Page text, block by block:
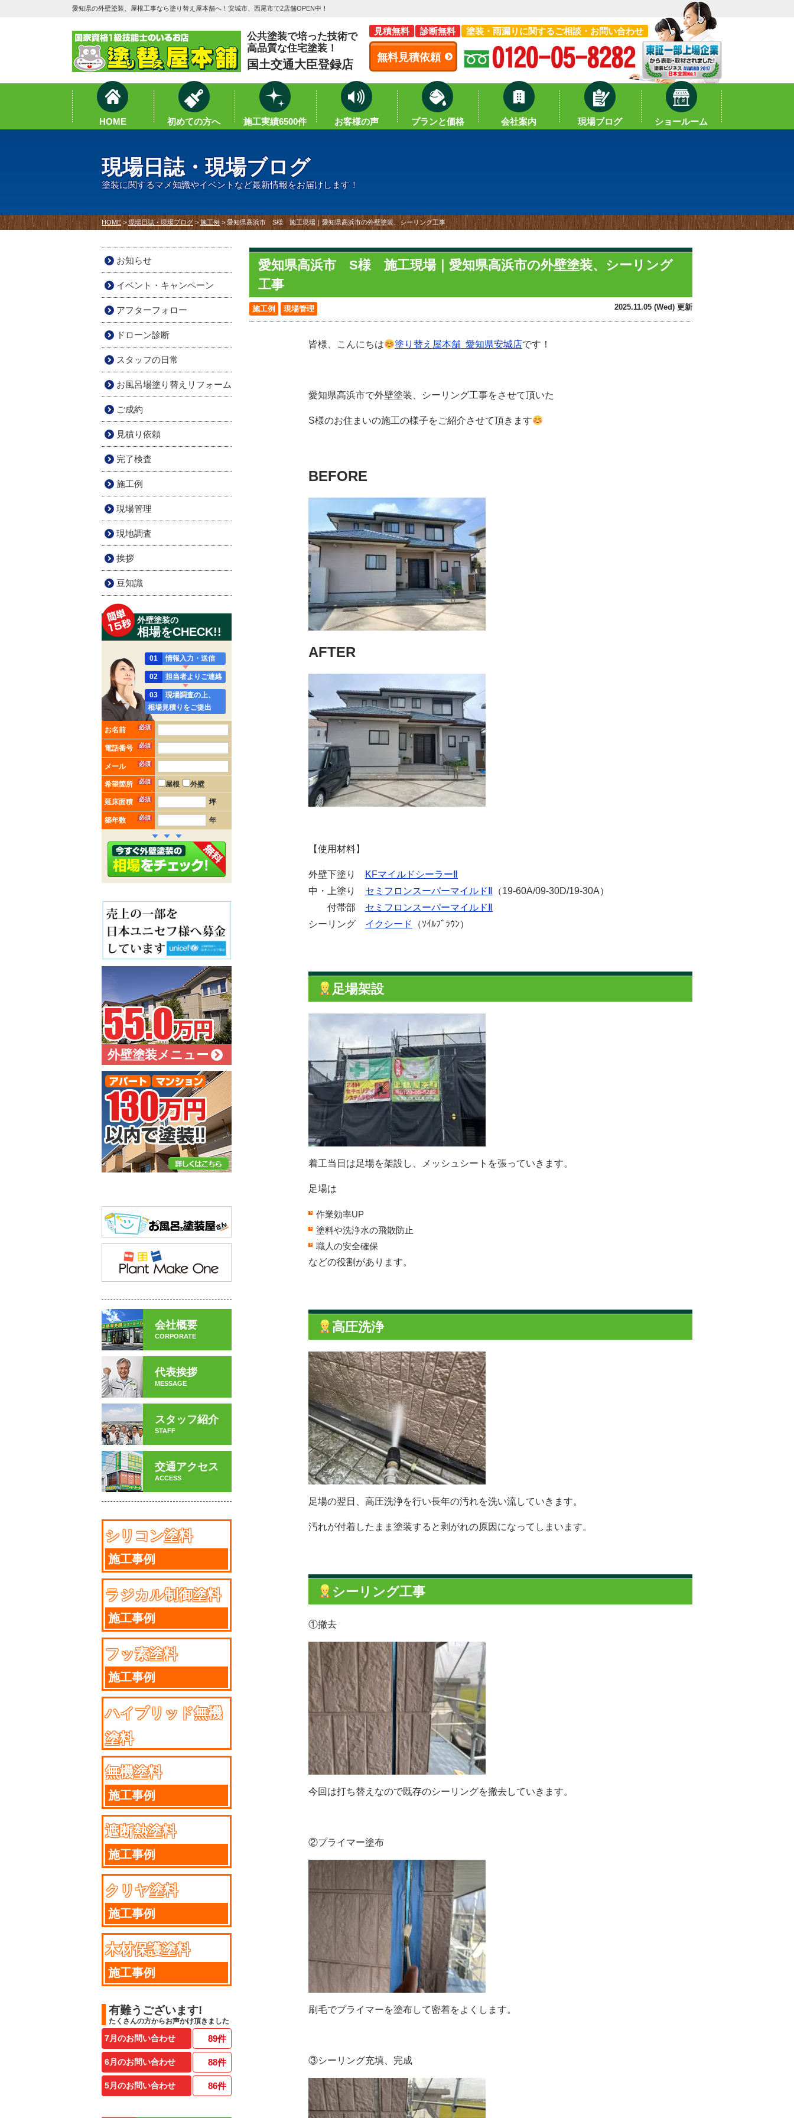
愛知県の外壁塗装、屋根工事なら塗り替え屋本舗へ！安城市、西尾市で2店舗OPEN中！
公共塗装で培った技術で
高品質な住宅塗装！
国土交通大臣登録店
見積無料 診断無料 塗装・雨漏りに関するご相談・お問い合わせ
無料見積依頼
HOME 初めての方へ 施工実績6500件 お客様の声 プランと価格 会社案内 現場ブログ ショールーム
現場日誌・現場ブログ
塗装に関するマメ知識やイベントなど最新情報をお届けします！
HOME> 現場日誌・現場ブログ > 施工例 > 愛知県高浜市 S様 施工現場｜愛知県高浜市の外壁塗装、シーリング工事
愛知県高浜市 S様 施工現場｜愛知県高浜市の外壁塗装、シーリング
工事
施工例 現場管理 2025.11.05 (Wed) 更新
皆様、こんにちは 塗り替え屋本舗 愛知県安城店です！
愛知県高浜市で外壁塗装、シーリング工事をさせて頂いた
S様のお住まいの施工の様子をご紹介させて頂きます
BEFORE
AFTER
【使用材料】
外壁下塗り
KFマイルドシーラーⅡ
中・上塗り セミフロンスーパーマイルドⅡ
（19-60A/09-30D/19-30A）
付帯部 セミフロンスーパーマイルドⅡ
シーリング イクシード （ｿｲﾙﾌﾞﾗｳﾝ）
足場架設
着工当日は足場を架設し、メッシュシートを張っていきます。
足場は
作業効率UP
塗料や洗浄水の飛散防止
職人の安全確保
などの役割があります。
高圧洗浄
足場の翌日、高圧洗浄を行い長年の汚れを洗い流していきます。
汚れが付着したまま塗装すると剥がれの原因になってしまいます。
シーリング工事
①撤去
今回は打ち替えなので既存のシーリングを撤去していきます。
②プライマー塗布
刷毛でプライマーを塗布して密着をよくします。
③シーリング充填、完成
お知らせ
イベント・キャンペーン
アフターフォロー
ドローン診断
スタッフの日常
お風呂場塗り替えリフォーム
ご成約
見積り依頼
完了検査
施工例
現場管理
現地調査
挨拶
豆知識
外壁塗装の
相場をCHECK!!
01 情報入力・送信
02 担当者よりご連絡
03
現場調査の上、
相場見積りをご提出
お名前 必須
電話番号 必須
メール 必須
希望箇所 必須 屋根 外壁
延床面積 必須 坪
築年数 必須 年
外壁塗装メニュー
会社概要
CORPORATE
代表挨拶
MESSAGE
スタッフ紹介
STAFF
交通アクセス
ACCESS
シリコン塗料
施工事例
ラジカル制御塗料
施工事例
フッ素塗料
施工事例
ハイブリッド無機
塗料
施工事例
無機塗料
施工事例
遮断熱塗料
施工事例
クリヤ塗料
施工事例
木材保護塗料
施工事例
有難うございます!
たくさんの方からお声かけ頂きました
7月のお問い合わせ 89件
6月のお問い合わせ 88件
5月のお問い合わせ 86件